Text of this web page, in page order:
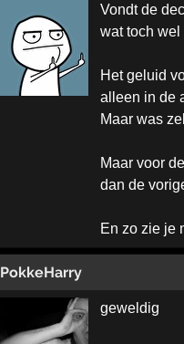
Vondt de
wat toch wel
Het geluid
alleen in de
Maar was
Maar voor
dan de
En zo zie je
PokkeHarry
geweldig